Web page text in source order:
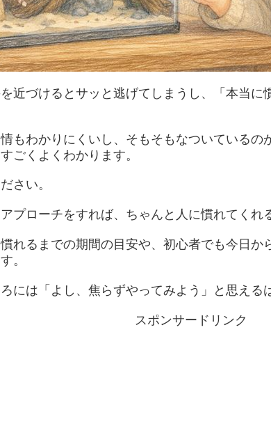
近づけるとサッと逃げてしまうし、「本当に
もわかりにくいし、そもそもなついている
ごくよくわかります。
さい。
プローチをすれば、ちゃんと人に慣れてくれ
れるまでの期間の目安や、初心者でも今日か
。
には「よし、焦らずやってみよう」と思える
スポンサードリンク